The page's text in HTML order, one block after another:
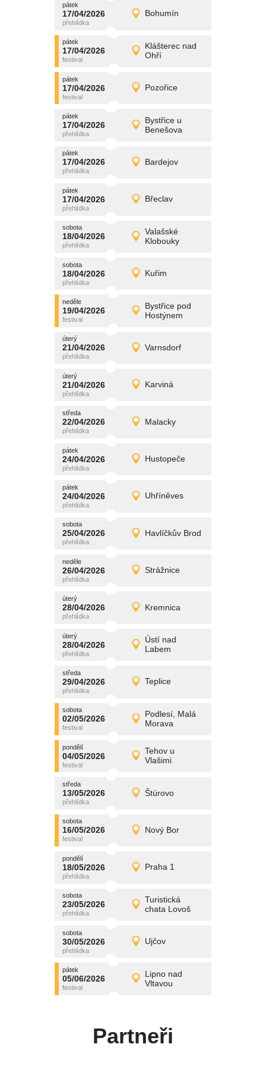
pátek
17/04/2026 Bohumín
pátek
17/04/2026 Detail
promítání
pátek
17/04/2026
Klášterec nad
Ohří
pátek
17/04/2026 Detail
promítání
pátek
17/04/2026 Pozořice
pátek
17/04/2026 Detail
promítání
pátek
17/04/2026
Bystřice u
Benešova
pátek
17/04/2026 Detail
promítání
pátek
17/04/2026 Bardejov
pátek
17/04/2026 Detail
promítání
pátek
17/04/2026 Břeclav
pátek
17/04/2026 Detail
promítání
sobota
18/04/2026
Valašské
Klobouky
sobota
18/04/2026 Detail
promítání
sobota
18/04/2026 Kuřim
sobota
18/04/2026 Detail
promítání
neděle
19/04/2026
Bystřice pod
Hostýnem
neděle
19/04/2026 Detail
promítání
úterý
21/04/2026 Varnsdorf
úterý
21/04/2026 Detail
promítání
úterý
21/04/2026 Karviná
úterý
21/04/2026 Detail
promítání
středa
22/04/2026 Malacky
středa
22/04/2026 Detail
promítání
pátek
24/04/2026 Hustopeče
pátek
24/04/2026 Detail
promítání
pátek
24/04/2026 Uhříněves
pátek
24/04/2026 Detail
promítání
sobota
25/04/2026 Havlíčkův Brod
sobota
25/04/2026 Detail
promítání
neděle
26/04/2026 Strážnice
neděle
26/04/2026 Detail
promítání
úterý
28/04/2026 Kremnica
úterý
28/04/2026 Detail
promítání
úterý
28/04/2026
Ústí nad
Labem
úterý
28/04/2026 Detail
promítání
středa
29/04/2026 Teplice
středa
29/04/2026 Detail
promítání
sobota
02/05/2026
Podlesí, Malá
Morava
sobota
02/05/2026 Detail
promítání
pondělí
04/05/2026
Tehov u
Vlašimi
pondělí
04/05/2026 Detail
promítání
středa
13/05/2026 Štúrovo
středa
13/05/2026 Detail
promítání
sobota
16/05/2026 Nový Bor
sobota
16/05/2026 Detail
promítání
pondělí
18/05/2026 Praha 1
pondělí
18/05/2026 Detail
promítání
sobota
23/05/2026
Turistická
chata Lovoš
sobota
23/05/2026 Detail
promítání
sobota
30/05/2026 Ujčov
sobota
30/05/2026 Detail
promítání
pátek
05/06/2026
Lipno nad
Vltavou
pátek
05/06/2026 Detail
promítání
Partneři